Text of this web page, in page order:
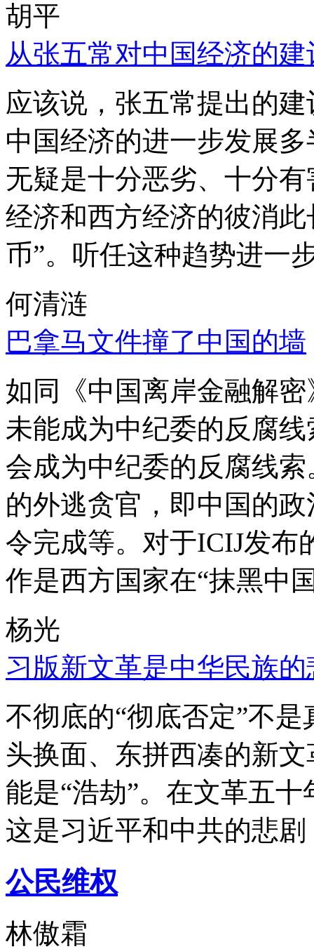
胡平
从张五常对中国经济的
应该说，张五常提出的
中国经济的进一步发展
无疑是十分恶劣、十分
经济和西方经济的彼消
币”。听任这种趋势进一
何清涟
巴拿马文件撞了中国的墙
如同《中国离岸金融解
未能成为中纪委的反腐
会成为中纪委的反腐线
的外逃贪官，即中国的
令完成等。对于ICIJ发布
作是西方国家在“抹黑中
杨光
习版新文革是中华民族的
不彻底的“彻底否定”不
头换面、东拼西凑的新
能是“浩劫”。在文革五
这是习近平和中共的悲
公民维权
林傲霜